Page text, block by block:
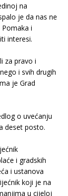
na
je da nas ne
i
interesi.
za pravo i
i svih drugih
je Grad
o uvećanju
deset posto.
i gradskih
i ustanova
koji je na
u cijeloj